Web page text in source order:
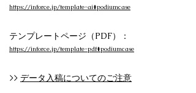
https://inforce.jp/template-ai#podiumcase
テンプレートページ（PDF）：
https://inforce.jp/template-pdf#podiumcase
>> データ入稿についてのご注意